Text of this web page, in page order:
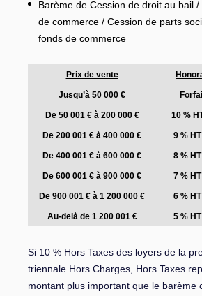
Barème de Cession de droit au bail
de commerce / Cession de parts
fonds de commerce
Prix de vente
Jusqu’à 50 000 €
De 50 001 € à 200 000 € 10 %
De 200 001 € à 400 000 € 9 %
De 400 001 € à 600 000 € 8 %
De 600 001 € à 900 000 € 7 %
De 900 001 € à 1 200 000 € 6 %
Au-delà de 1 200 001 € 5 %
Si 10 % Hors Taxes des loyers de la
triennale Hors Charges, Hors Taxes
montant plus important que le barème